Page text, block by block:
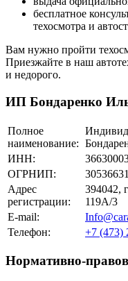
бесплатное
техосмотра и
Вам нужно пройти
Приезжайте в наш
и недорого.
ИП Бондаренко
Полное
наименование:
ИНН:
ОГРНИП:
Адрес
регистрации:
394042,
119А/3
E-mail:
Телефон:
+7 (473)
Нормативно-